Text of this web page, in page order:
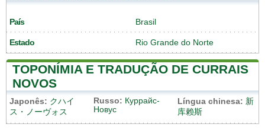
País Brasil
Estado Rio Grande do Norte
TOPONÍMIA E TRADUÇÃO DE CURRAIS
NOVOS
Japonês: クハイ
ス・ノーヴォス
Russo: Куррайс-
Новус
Língua chinesa: 新
库赖斯